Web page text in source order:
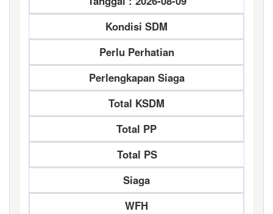
Kondisi SDM
Perlu Perhatian
Perlengkapan Siaga
Total KSDM
Total PP
Total PS
Siaga
WFH